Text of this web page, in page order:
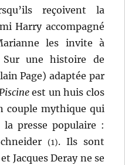
reçoivent la
Harry accompagné
les invite à
une histoire de
Page) adaptée par
est un huis clos
couple mythique qui
presse populaire :
(1). Ils sont
Jacques Deray ne se